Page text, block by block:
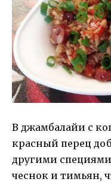
В джамбалайи с
красный перец
другими
чеснок и тимьян,